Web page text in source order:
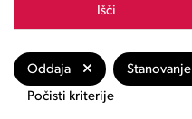
Išči
Oddaja Stanovanje
Počisti kriterije